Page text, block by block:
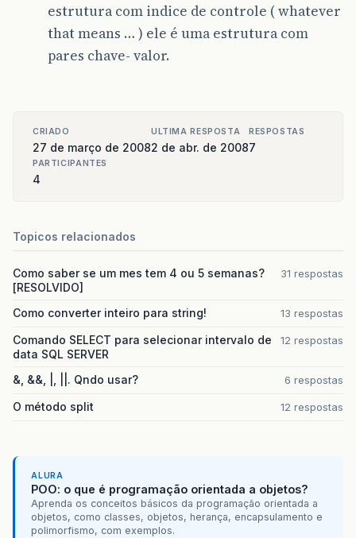
estrutura com indice de controle ( whatever
that means … ) ele é uma estrutura com
pares chave- valor.
CRIADO
27 de março de 2008
ULTIMA RESPOSTA
2 de abr. de 2008
RESPOSTAS
7
PARTICIPANTES
4
Topicos relacionados
Como saber se um mes tem 4 ou 5 semanas?
[RESOLVIDO]
31 respostas
Como converter inteiro para string! 13 respostas
Comando SELECT para selecionar intervalo de
data SQL SERVER
12 respostas
&, &&, |, ||. Qndo usar? 6 respostas
O método split 12 respostas
ALURA
POO: o que é programação orientada a objetos?
Aprenda os conceitos básicos da programação orientada a
objetos, como classes, objetos, herança, encapsulamento e
polimorfismo, com exemplos.